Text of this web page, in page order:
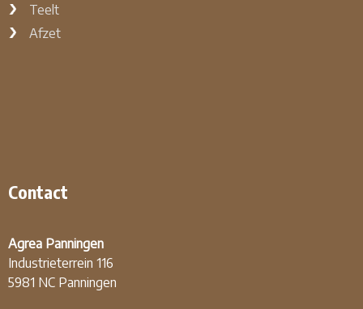
Teelt
Afzet
Contact
Agrea Panningen
Industrieterrein 116
5981 NC Panningen